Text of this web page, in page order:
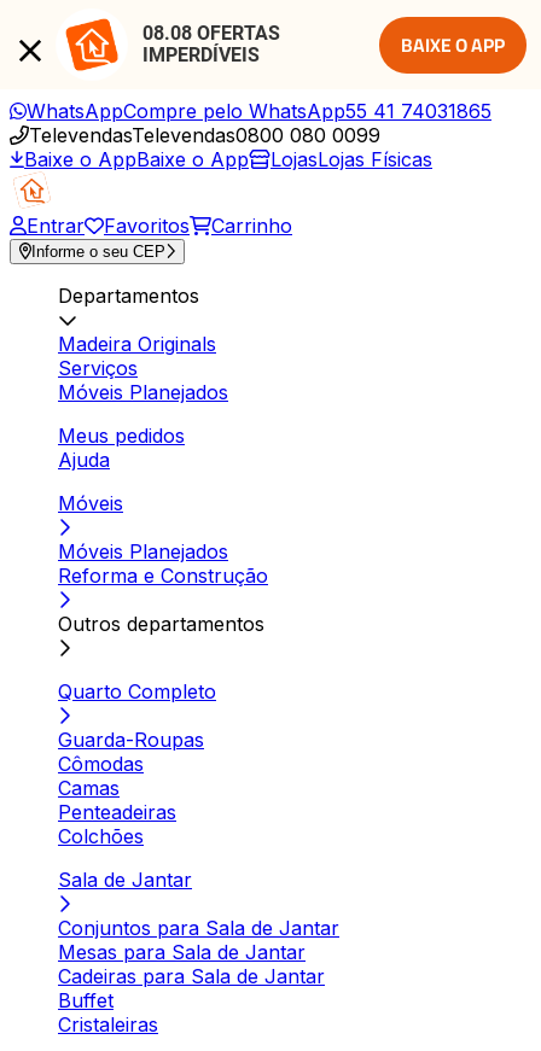
08.08 OFERTAS
IMPERDÍVEIS
BAIXE O APP
WhatsAppCompre pelo WhatsApp55 41 74031865
TelevendasTelevendas0800 080 0099
Baixe o AppBaixe o App LojasLojas Físicas
Entrar Favoritos Carrinho
Informe o seu CEP
Departamentos
Madeira Originals
Serviços
Móveis Planejados
Meus pedidos
Ajuda
Móveis
Móveis Planejados
Reforma e Construção
Outros departamentos
Quarto Completo
Guarda-Roupas
Cômodas
Camas
Penteadeiras
Colchões
Sala de Jantar
Conjuntos para Sala de Jantar
Mesas para Sala de Jantar
Cadeiras para Sala de Jantar
Buffet
Cristaleiras